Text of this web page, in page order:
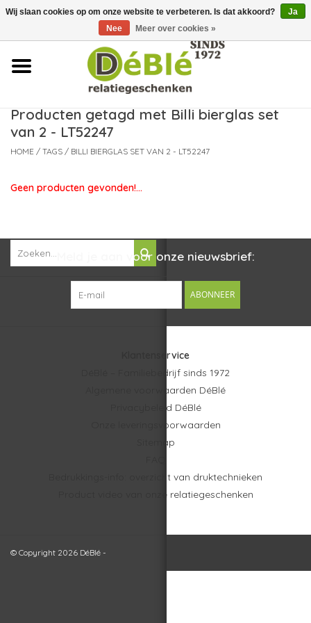
Over ons
Contact
Nieuws
Producten getagd met Billi bierglas set
van 2 - LT52247
HOME / TAGS / BILLI BIERGLAS SET VAN 2 - LT52247
Geen producten gevonden!...
Meld je aan voor onze nieuwsbrief:
ABONNEER
Klantenservice
DéBlé – Familiebedrijf sinds 1972
Algemene voorwaarden DéBlé
Privacybeleid DéBlé
Onze leveringsvoorwaarden
Sitemap
Bedrukkings-info: overzicht van druktechnieken
Product video van onze relatiegeschenken
© Copyright 2026 DéBlé -
Wij slaan cookies op om onze website te verbeteren. Is dat akkoord?
Ja
Nee
Meer over cookies »